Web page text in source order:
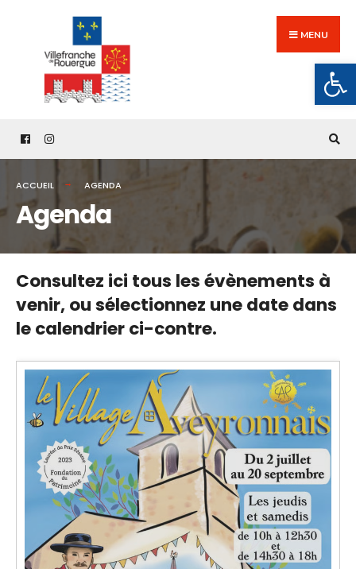
content
MENU
ACCUEIL AGENDA
Agenda
Consultez ici tous les évènements à
venir,ou sélectionnez une date dans
le calendrier ci-contre.